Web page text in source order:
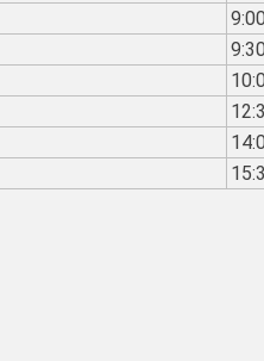
9:00
9:30